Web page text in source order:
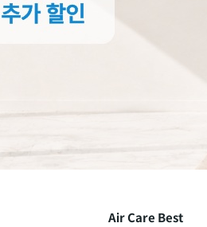
Air Care Best